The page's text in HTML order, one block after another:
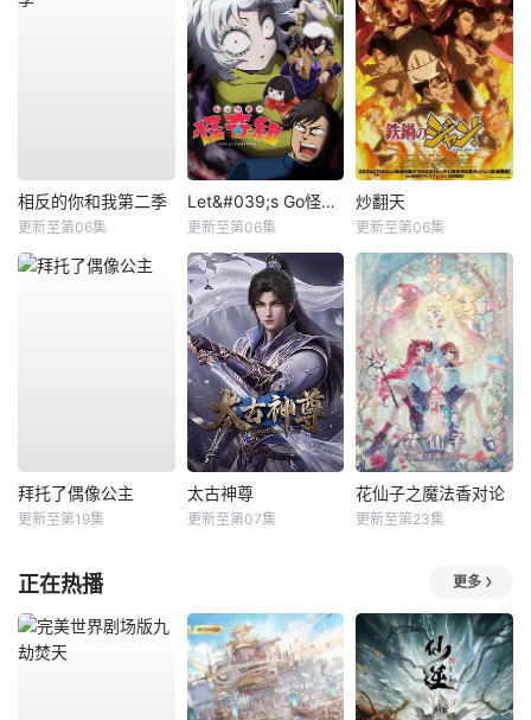
相反的你和我第二季
更新至第06集
Let&#039;s Go怪奇组
更新至第06集
炒翻天
更新至第06集
拜托了偶像公主
更新至第19集
太古神尊
更新至第07集
花仙子之魔法香对论
更新至第23集
正在热播 更多